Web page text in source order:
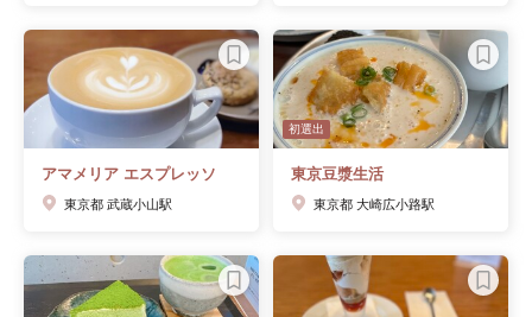
アマメリア エスプレッソ
東京都 武蔵小山駅
初選出
東京豆漿生活
東京都 大崎広小路駅